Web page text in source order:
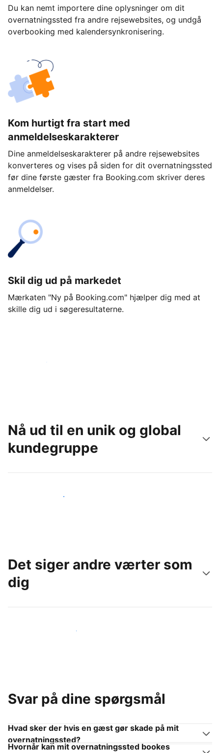
Du kan nemt importere dine oplysninger om dit
overnatningssted fra andre rejsewebsites, og undgå
overbooking med kalendersynkronisering.
Kom hurtigt fra start med
anmeldelseskarakterer
Dine anmeldelseskarakterer på andre rejsewebsites
konverteres og vises på siden for dit overnatningssted
før dine første gæster fra Booking.com skriver deres
anmeldelser.
Skil dig ud på markedet
Mærkaten "Ny på Booking.com" hjælper dig med at
skille dig ud i søgeresultaterne.
Kom i gang i dag
Nå ud til en unik og global
kundegruppe
Nå ud til nye gæster i dag
Det siger andre værter som
dig
Slut dig til andre værter som dig
Svar på dine spørgsmål
Hvad sker der hvis en gæst gør skade på mit
overnatningssted?
Hvornår kan mit overnatningssted bookes